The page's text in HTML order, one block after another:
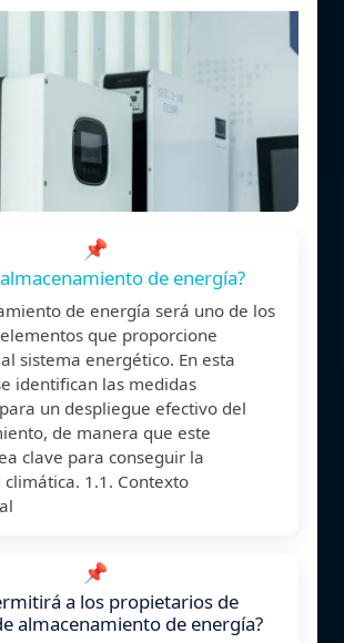
📌
de energía?
de energía será uno de los
que proporcione
sistema energético. En esta
identifican las medidas
un despliegue efectivo del
de manera que este
clave para conseguir la
1.1. Contexto
📌
a los propietarios de
almacenamiento de energía?